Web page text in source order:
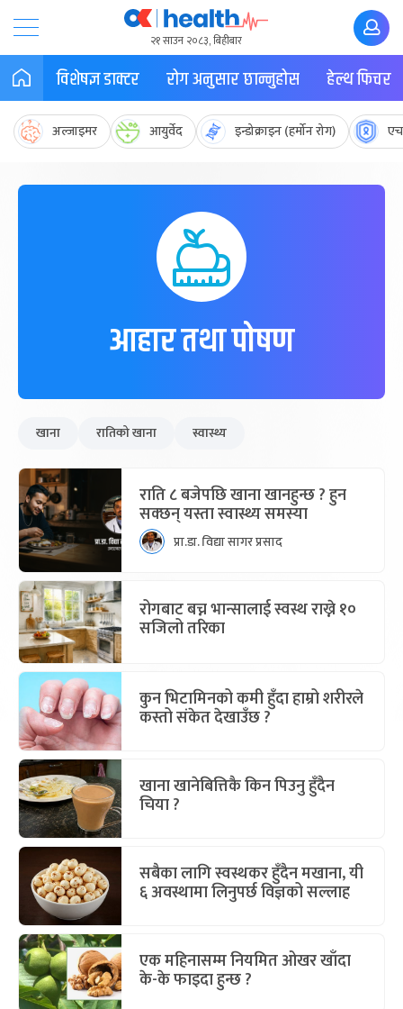
२१ साउन २०८३, बिहीबार
विशेषज्ञ डाक्टर रोग अनुसार छान्नुहोस हेल्थ फिचर
अल्जाइमर आयुर्वेद इन्डोक्राइन (हर्मोन रोग)
आहार तथा पोषण
खाना रातिको खाना स्वास्थ्य
राति ८ बजेपछि खाना खानहुन्छ ? हुन
सक्छन् यस्ता स्वास्थ्य समस्या
प्रा.डा. विद्या सागर प्रसाद
रोगबाट बच्न भान्सालाई स्वस्थ राख्ने १०
सजिलो तरिका
कुन भिटामिनको कमी हुँदा हाम्रो शरीरले
कस्तो संकेत देखाउँछ ?
खाना खानेबित्तिकै किन पिउनु हुँदैन
चिया ?
सबैका लागि स्वस्थकर हुँदैन मखाना, यी
६ अवस्थामा लिनुपर्छ विज्ञको सल्लाह
एक महिनासम्म नियमित ओखर खाँदा
के-के फाइदा हुन्छ ?